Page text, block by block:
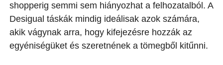
shopperig semmi sem hiányozhat a felhozatalból. A
Desigual táskák mindig ideálisak azok számára,
akik vágynak arra, hogy kifejezésre hozzák az
egyéniségüket és szeretnének a tömegből kitűnni.